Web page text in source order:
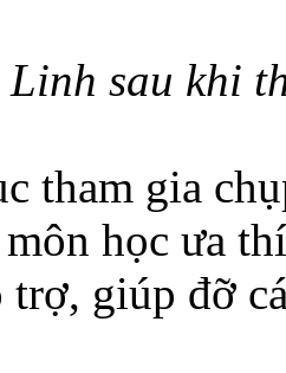
sau khi
tham gia
học ưa
giúp đỡ